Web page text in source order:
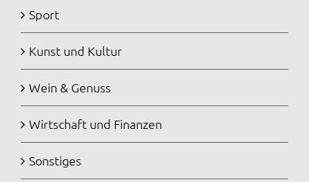
Sport
Kunst und Kultur
Wein & Genuss
Wirtschaft und Finanzen
Sonstiges